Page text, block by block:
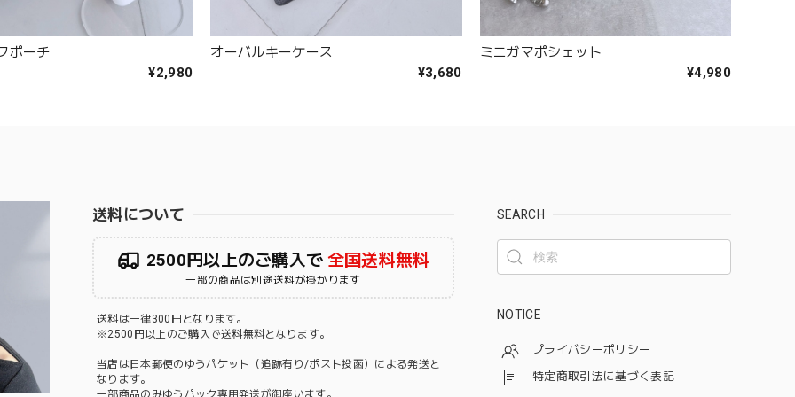
ポーチ
¥2,980
オーバルキーケース
¥3,680
ミニガマポシェット
¥4,980
送料について
2500円以上のご購入で 全国送料無料
一部の商品は別途送料が掛かります
送料は一律300円となります。
※2500円以上のご購入で送料無料となります。
当店は日本郵便のゆうパケット（追跡有り/ポスト投函）による発送と
なります。
SEARCH
NOTICE
プライバシーポリシー
特定商取引法に基づく表記